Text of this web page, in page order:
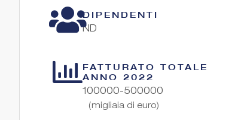
DIPENDENTI
ND
FATTURATO TOTALE
ANNO 2022
100000-500000
(migliaia di euro)